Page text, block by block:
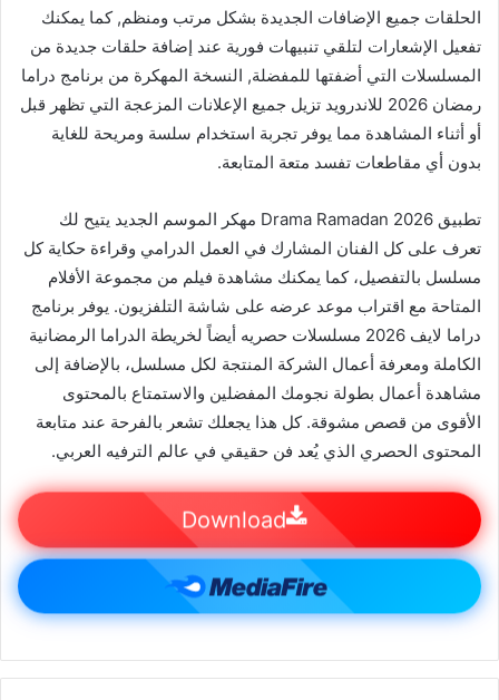
الحلقات جميع الإضافات الجديدة بشكل مرتب ومنظم, كما يمكنك
تفعيل الإشعارات لتلقي تنبيهات فورية عند إضافة حلقات جديدة من
المسلسلات التي أضفتها للمفضلة, النسخة المهكرة من برنامج دراما
رمضان 2026 للاندرويد تزيل جميع الإعلانات المزعجة التي تظهر قبل
أو أثناء المشاهدة مما يوفر تجربة استخدام سلسة ومريحة للغاية
بدون أي مقاطعات تفسد متعة المتابعة.
تطبيق Drama Ramadan 2026 مهكر الموسم الجديد يتيح لك
تعرف على كل الفنان المشارك في العمل الدرامي وقراءة حكاية كل
مسلسل بالتفصيل، كما يمكنك مشاهدة فيلم من مجموعة الأفلام
المتاحة مع اقتراب موعد عرضه على شاشة التلفزيون. يوفر برنامج
دراما لايف 2026 مسلسلات حصريه أيضاً لخريطة الدراما الرمضانية
الكاملة ومعرفة أعمال الشركة المنتجة لكل مسلسل، بالإضافة إلى
مشاهدة أعمال بطولة نجومك المفضلين والاستمتاع بالمحتوى
الأقوى من قصص مشوقة. كل هذا يجعلك تشعر بالفرحة عند متابعة
المحتوى الحصري الذي يُعد فن حقيقي في عالم الترفيه العربي.
Download